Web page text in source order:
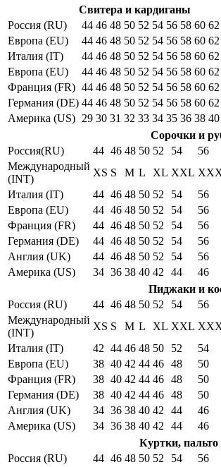
Свитера и кардиганы
Россия (RU)
44 46 48 50 52 54 56 58 60 62
Европа (EU)
44 46 48 50 52 54 56 58 60 62
Италия (IT)
44 46 48 50 52 54 56 58 60 62
Европа (EU)
44 46 48 50 52 54 56 58 60 62
Франция (FR) 44 46 48 50 52 54 56 58 60 62
Германия (DE) 44 46 48 50 52 54 56 58 60 62
Америка (US) 29 30 31 32 33 34 35 36 38 40
Сорочки и
Россия(RU)
44 46 48 50 52 54 56
Международный
(INT)
XS S M L XL XXL
Италия (IT)
44 46 48 50 52 54 56
Европа (EU)
44 46 48 50 52 54 56
Франция (FR)
44 46 48 50 52 54 56
Германия (DE)
44 46 48 50 52 54 56
Англия (UK)
44 46 48 50 52 54 56
Америка (US)
34 36 38 40 42 44 46
Пиджаки и
Россия (RU)
44 46 48 50 52 54 56
Международный
(INT)
XS S M L XL XXL
Италия (IT)
42 44 46 48 50 52 54
Европа (EU)
38 40 42 44 46 48 50
Франция (FR)
38 40 42 44 46 48 50
Германия (DE)
38 40 42 44 46 48 50
Англия (UK)
34 36 38 40 42 44 46
Америка (US)
34 36 38 40 42 44 46
Куртки,
Россия (RU)
44 46 48 50 52 54 56